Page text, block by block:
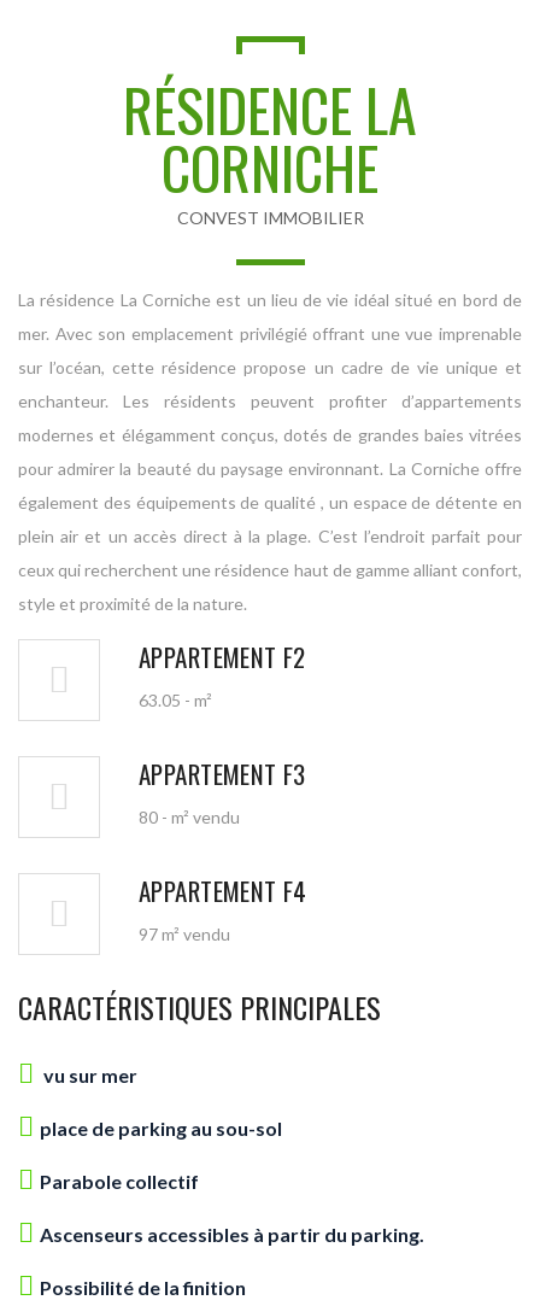
RÉSIDENCE LA
CORNICHE
CONVEST IMMOBILIER
La résidence La Corniche est un lieu de vie idéal situé en bord de
mer. Avec son emplacement privilégié offrant une vue imprenable
sur l’océan, cette résidence propose un cadre de vie unique et
enchanteur. Les résidents peuvent profiter d’appartements
modernes et élégamment conçus, dotés de grandes baies vitrées
pour admirer la beauté du paysage environnant. La Corniche offre
également des équipements de qualité , un espace de détente en
plein air et un accès direct à la plage. C’est l’endroit parfait pour
ceux qui recherchent une résidence haut de gamme alliant confort,
style et proximité de la nature.
APPARTEMENT F2
63.05 - m²
APPARTEMENT F3
80 - m² vendu
APPARTEMENT F4
97 m² vendu
CARACTÉRISTIQUES PRINCIPALES
vu sur mer
place de parking au sou-sol
Parabole collectif
Ascenseurs accessibles à partir du parking.
Possibilité de la finition